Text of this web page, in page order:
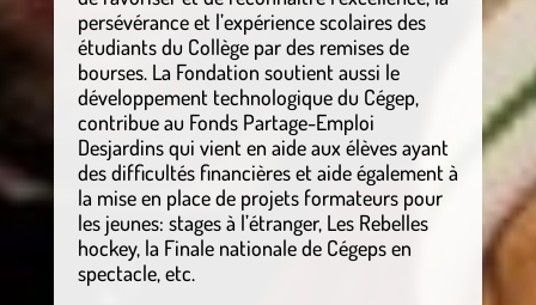
persévérance et l’expérience scolaires des
étudiants du Collège par des remises de
bourses. La Fondation soutient aussi le
développement technologique du Cégep,
contribue au Fonds Partage-Emploi
Desjardins qui vient en aide aux élèves ayant
des difficultés financières et aide également à
la mise en place de projets formateurs pour
les jeunes: stages à l’étranger, Les Rebelles
hockey, la Finale nationale de Cégeps en
spectacle, etc.